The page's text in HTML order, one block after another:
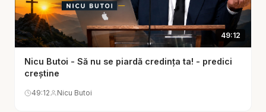
spirituale: cine îți conduce pașii? Pentru că, în final,
viața nu este definită doar de ce ai crezut la nivel
teoretic, ci de cine ai ales să urmezi concret, zi de
zi.
Nicu Butoi subliniază că a merge după Domnul
49:12
Nicu Butoi - Să nu se piardă credința ta! - predici
creștine
49:12 Nicu Butoi